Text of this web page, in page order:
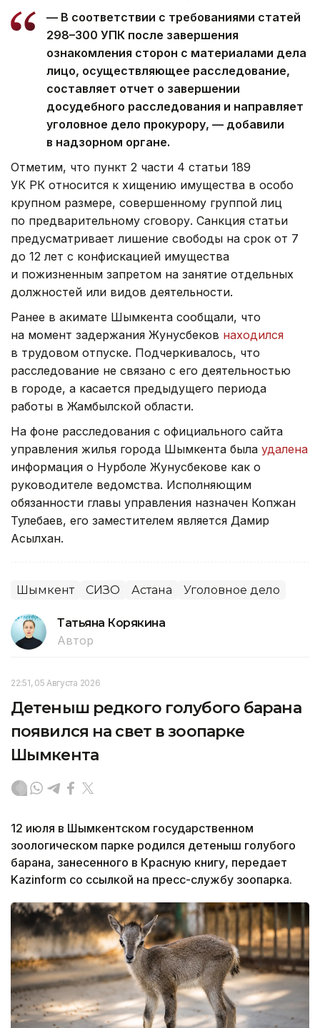
— В соответствии с требованиями статей
298–300 УПК после завершения
ознакомления сторон с материалами дела
лицо, осуществляющее расследование,
составляет отчет о завершении
досудебного расследования и направляет
уголовное дело прокурору, — добавили
в надзорном органе.
Отметим, что пункт 2 части 4 статьи 189
УК РК относится к хищению имущества в особо
крупном размере, совершенному группой лиц
по предварительному сговору. Санкция статьи
предусматривает лишение свободы на срок от 7
до 12 лет с конфискацией имущества
и пожизненным запретом на занятие отдельных
должностей или видов деятельности.
Ранее в акимате Шымкента сообщали, что
на момент задержания Жунусбеков находился
в трудовом отпуске. Подчеркивалось, что
расследование не связано с его деятельностью
в городе, а касается предыдущего периода
работы в Жамбылской области.
На фоне расследования с официального сайта
управления жилья города Шымкента была удалена
информация о Нурболе Жунусбекове как о
руководителе ведомства. Исполняющим
обязанности главы управления назначен Копжан
Тулебаев, его заместителем является Дамир
Асылхан.
Шымкент СИЗО Астана Уголовное дело
Татьяна Корякина
Автор
22:51, 05 Августа 2026
Детеныш редкого голубого барана
появился на свет в зоопарке
Шымкента
12 июля в Шымкентском государственном
зоологическом парке родился детеныш голубого
барана, занесенного в Красную книгу, передает
Kazinform со ссылкой на пресс-службу зоопарка.